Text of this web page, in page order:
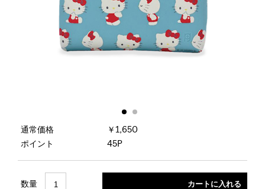
通常価格
￥1,650
ポイント
45P
数量